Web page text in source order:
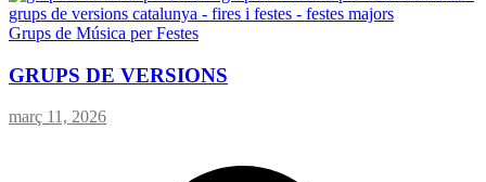
Grups de Música per Festes
GRUPS DE VERSIONS
març 11, 2026